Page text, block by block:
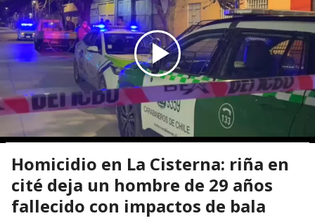
Homicidio en La Cisterna: riña en
cité deja un hombre de 29 años
fallecido con impactos de bala